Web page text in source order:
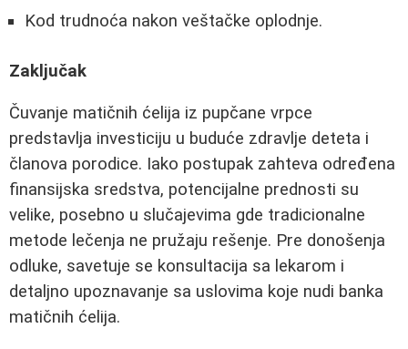
Kod trudnoća nakon veštačke oplodnje.
Zaključak
Čuvanje matičnih ćelija iz pupčane vrpce
predstavlja investiciju u buduće zdravlje deteta i
članova porodice. Iako postupak zahteva određena
finansijska sredstva, potencijalne prednosti su
velike, posebno u slučajevima gde tradicionalne
metode lečenja ne pružaju rešenje. Pre donošenja
odluke, savetuje se konsultacija sa lekarom i
detaljno upoznavanje sa uslovima koje nudi banka
matičnih ćelija.